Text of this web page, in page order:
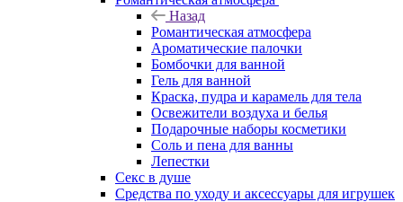
Назад
Романтическая атмосфера
Ароматические палочки
Бомбочки для ванной
Гель для ванной
Краска, пудра и карамель для тела
Освежители воздуха и белья
Подарочные наборы косметики
Соль и пена для ванны
Лепестки
Секс в душе
Средства по уходу и аксессуары для игрушек